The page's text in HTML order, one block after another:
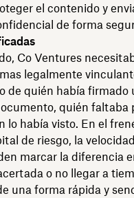
el contenido y
de forma
Co Ventures
legalmente
de quién había firmado
quién faltaba
lo había visto. En el
de riesgo, la
marcar la diferencia
o no llegar a
una forma rápida y